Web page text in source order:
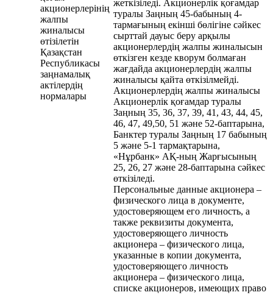
акционерлерінің
жалпы
жиналысы
өтізілетін
Қазақстан
Республикасы
заңнамалық
актілердің
нормалары
жеткізіледі. Акционерлік қоғамдар
туралы Заңның 45-бабының 4-
тармағының екінші бөлігіне сәйкес
сырттай дауыс беру арқылы
акционерлердің жалпы жиналысын
өткізген кезде кворум болмаған
жағдайда акционерлердің жалпы
жиналысы қайта өткізілмейді.
Акционерлердің жалпы жиналысы
Акционерлік қоғамдар туралы
Заңның 35, 36, 37, 39, 41, 43, 44, 45,
46, 47, 49,50, 51 және 52-баптарына,
Банктер туралы Заңның 17 бабының
5 және 5-1 тармақтарына,
«Нұрбанк» АҚ-ның Жарғысының
25, 26, 27 және 28-баптарына сәйкес
өткізіледі.
Персональные данные акционера –
физического лица в документе,
удостоверяющем его личность, а
также реквизиты документа,
удостоверяющего личность
акционера – физического лица,
указанные в копии документа,
удостоверяющего личность
акционера – физического лица,
списке акционеров, имеющих право